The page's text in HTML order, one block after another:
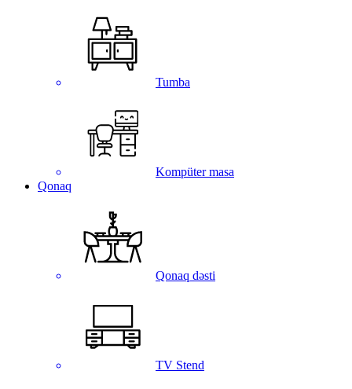
Tumba
Kompüter masa
Qonaq
Qonaq dəsti
TV Stend